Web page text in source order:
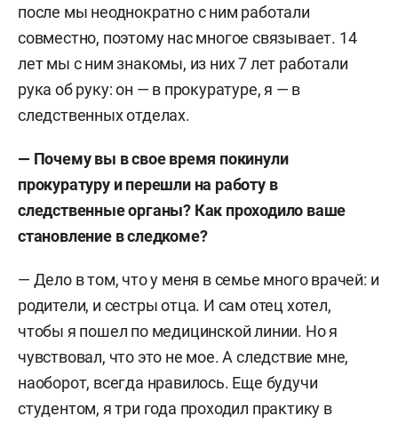
после мы неоднократно с ним работали
совместно, поэтому нас многое связывает. 14
лет мы с ним знакомы, из них 7 лет работали
рука об руку: он — в прокуратуре, я — в
следственных отделах.
— Почему вы в свое время покинули
прокуратуру и перешли на работу в
следственные органы? Как проходило ваше
становление в следкоме?
— Дело в том, что у меня в семье много врачей: и
родители, и сестры отца. И сам отец хотел,
чтобы я пошел по медицинской линии. Но я
чувствовал, что это не мое. А следствие мне,
наоборот, всегда нравилось. Еще будучи
студентом, я три года проходил практику в